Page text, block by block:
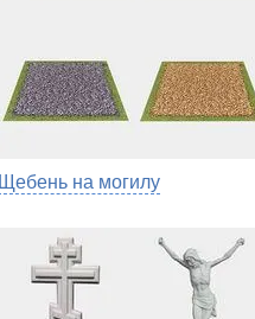
Щебень на могилу